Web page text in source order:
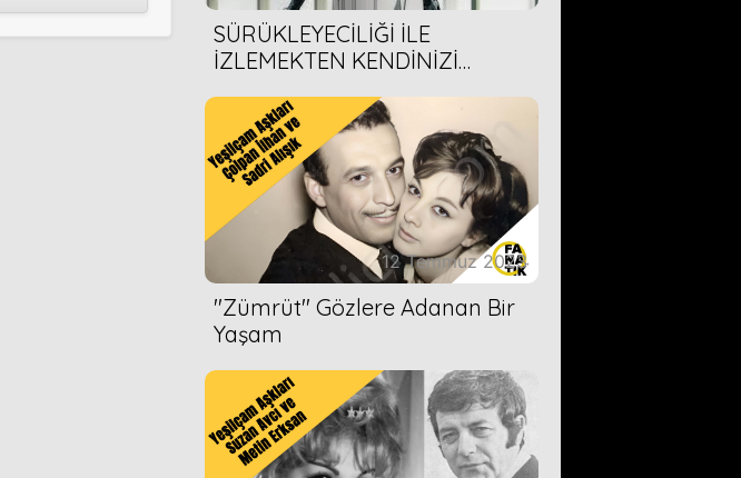
SÜRÜKLEYECİLİĞİ İLE
İZLEMEKTEN KENDİNİZİ
ÖNERİMİZ
12 Temmuz 2023
''Zümrüt'' Gözlere Adanan Bir
Yaşam